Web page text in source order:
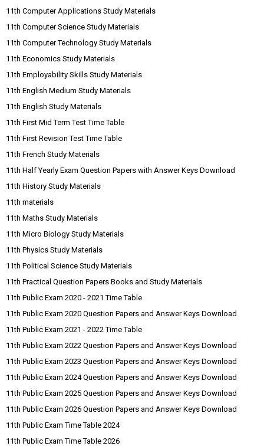
11th Computer Applications Study Materials
11th Computer Science Study Materials
11th Computer Technology Study Materials
11th Economics Study Materials
11th Employability Skills Study Materials
11th English Medium Study Materials
11th English Study Materials
11th First Mid Term Test Time Table
11th First Revision Test Time Table
11th French Study Materials
11th Half Yearly Exam Question Papers with Answer Keys Download
11th History Study Materials
11th materials
11th Maths Study Materials
11th Micro Biology Study Materials
11th Physics Study Materials
11th Political Science Study Materials
11th Practical Question Papers Books and Study Materials
11th Public Exam 2020 - 2021 Time Table
11th Public Exam 2020 Question Papers and Answer Keys Download
11th Public Exam 2021 - 2022 Time Table
11th Public Exam 2022 Question Papers and Answer Keys Download
11th Public Exam 2023 Question Papers and Answer Keys Download
11th Public Exam 2024 Question Papers and Answer Keys Download
11th Public Exam 2025 Question Papers and Answer Keys Download
11th Public Exam 2026 Question Papers and Answer Keys Download
11th Public Exam Time Table 2024
11th Public Exam Time Table 2026